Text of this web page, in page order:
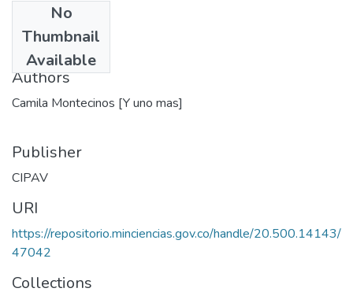
No
Thumbnail
Available
1993
Authors
Camila Montecinos [Y uno mas]
Publisher
CIPAV
URI
https://repositorio.minciencias.gov.co/handle/20.500.14143/
47042
Collections